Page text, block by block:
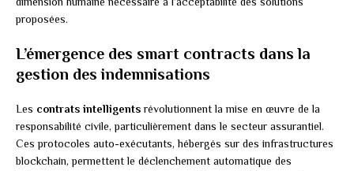
proposées.
L’émergence des smart contracts dans la
gestion des indemnisations
Les contrats intelligentsrévolutionnent la mise en œuvre de la
responsabilité civile, particulièrement dans le secteur assurantiel.
Ces protocoles auto-exécutants, hébergés sur des infrastructures
blockchain, permettent le déclenchement automatique des